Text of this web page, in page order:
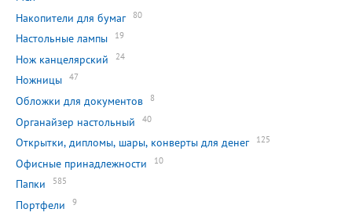
Накопители для бумаг 80
Настольные лампы 19
Нож канцелярский 24
Ножницы 47
Обложки для документов 8
Органайзер настольный 40
Открытки, дипломы, шары, конверты для денег 125
Офисные принадлежности 10
Папки 585
Портфели 9